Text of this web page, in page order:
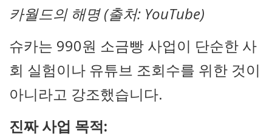
카월드의 해명 (출처: YouTube)
슈카는 990원 소금빵 사업이 단순한 사
회 실험이나 유튜브 조회수를 위한 것이
아니라고 강조했습니다.
진짜 사업 목적: